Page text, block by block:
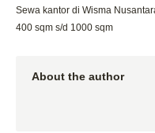
Sewa kantor di Wisma
400 sqm s/d 1000 sqm
About the author